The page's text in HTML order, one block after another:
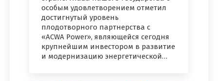
особым удовлетворением отметил
достигнутый уровень
плодотворного партнерства с
«ACWA Power», являющейся сегодня
крупнейшим инвестором в развитие
и модернизацию энергетической…